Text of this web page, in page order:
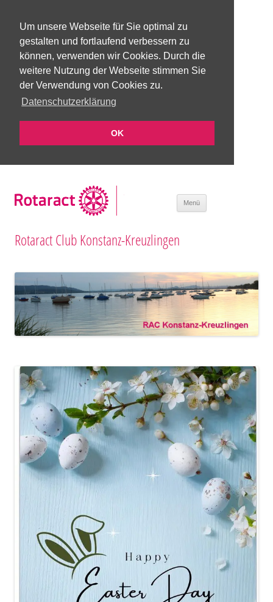
Um unsere Webseite für Sie optimal zu
gestalten und fortlaufend verbessern zu
können, verwenden wir Cookies. Durch die
weitere Nutzung der Webseite stimmen Sie
der Verwendung von Cookies zu.
Datenschutzerklärung
OK
Rotaract Club Konstanz-Kreuzlingen
Menü